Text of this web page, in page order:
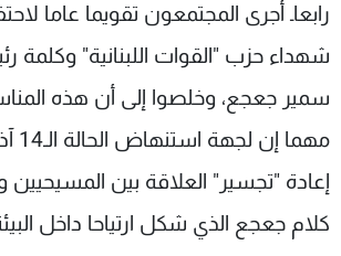
رابعاـ أجرى المجتمعون تقويما عاما
شهداء حزب "القوات اللبنانية" وكلمة
سمير جعجع، وخلصوا إلى أن هذه
إعادة "تجسير" العلاقة بين
كلام جعجع الذي شكل ارتياحا داخل